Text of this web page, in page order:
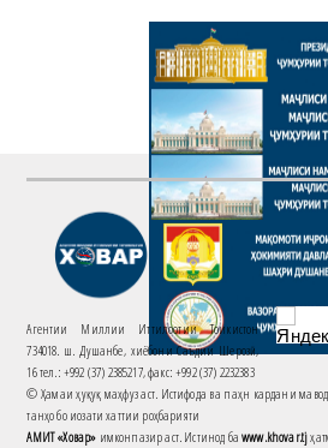
Агентии Миллии Иттилоотии Тоҷикистон
734018. ш. Душанбе, хиёбони Саъдии Шерозӣ,
16 тел.: +992 (37) 2385217, факс: +992 (37) 2232383
© Ҳамаи ҳуқуқ маҳфуз аст. Истифода ва паҳн кардани
танҳо бо иҷозати хаттии роҳбарияти
АМИТ «Ховар» имконпазир аст. Истинод баwww.khovar.tj